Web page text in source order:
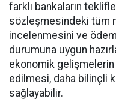
farklı bankaların
sözleşmesindeki tüm
incelenmesini ve
durumuna uygun
ekonomik gelişmelerin
edilmesi, daha bilinçli
sağlayabilir.